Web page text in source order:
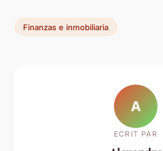
Finanzas e inmobiliaria
A
ECRIT PAR